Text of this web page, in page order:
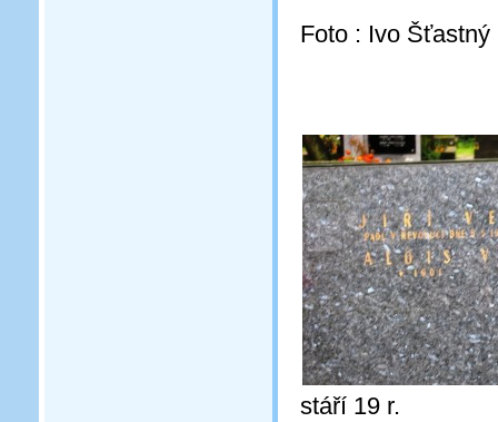
Foto : Ivo Šťastný
stáří 19 r.